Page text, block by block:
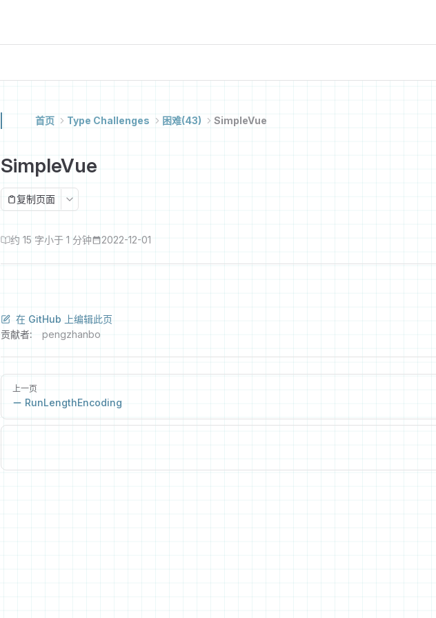
首页 Type Challenges 困难(43) SimpleVue
SimpleVue
复制页面
约 15 字小于 1 分钟 2022-12-01
在 GitHub 上编辑此页
贡献者:
pengzhanbo
上一页
RunLengthEncoding